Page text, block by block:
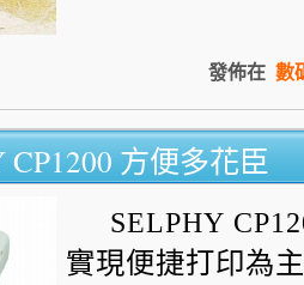
發佈在 數
CP1200 方便多花臣
SELPHY
實現便捷打印為